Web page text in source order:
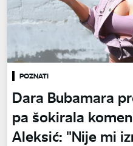
POZNATI
Dara Bubamara
pa šokirala
Aleksić: "Nije mi